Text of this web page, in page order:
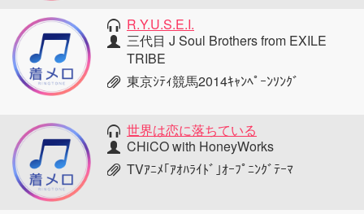
R.Y.U.S.E.I.
三代目 J Soul Brothers from EXILE
TRIBE
東京ｼﾃｨ競馬2014ｷｬﾝﾍﾟｰﾝｿﾝｸﾞ
世界は恋に落ちている
CHiCO with HoneyWorks
TVｱﾆﾒ｢ｱｵﾊﾗｲﾄﾞ｣ｵｰﾌﾟﾆﾝｸﾞﾃｰﾏ